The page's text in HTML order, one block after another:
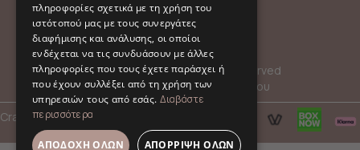
© 2026 Millefleurs | All rights reserved
Όροι Χρήσης Πολιτική Απορρήτου
Crafted with
by
πληροφορίες σχετικά με τη χρήση του
ιστότοπού μας με τους συνεργάτες
διαφήμισης και ανάλυσης, οι οποίοι
ενδέχεται να τις συνδυάσουν με άλλες
πληροφορίες που τους έχετε παράσχει ή
που έχουν συλλέξει από τη χρήση των
υπηρεσιών τους από εσάς. Διαβάστε
περισσότερα
ΑΠΟΔΟΧΉ ΌΛΩΝ ΑΠΌΡΡΙΨΗ ΌΛΩΝ